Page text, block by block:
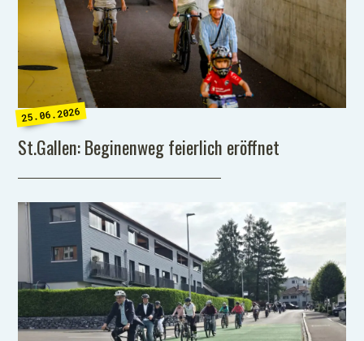
25.06.2026
St.Gallen: Beginenweg feierlich eröffnet